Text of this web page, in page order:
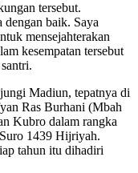
tersebut.
baik. Saya
mensejahterakan
kesempatan tersebut
Madiun, tepatnya di
Ras Burhani (Mbah
Kubro dalam rangka
1439 Hijriyah.
tahun itu dihadiri